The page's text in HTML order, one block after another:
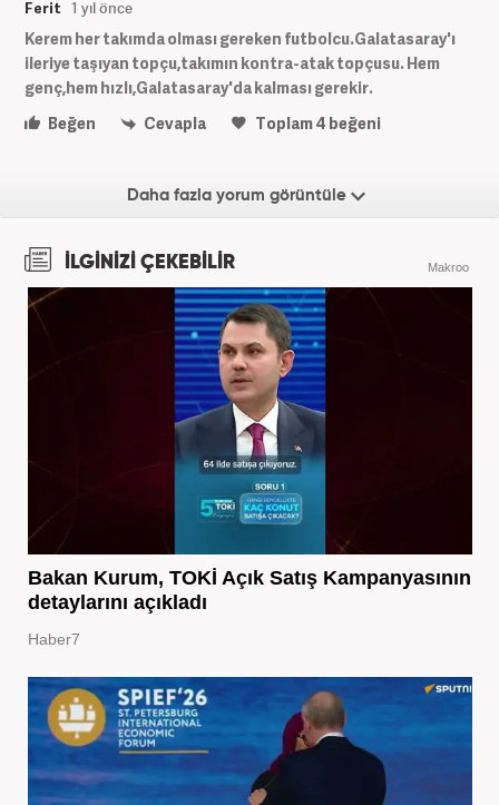
Ferit 1 yıl önce
Kerem her takımda olması gereken futbolcu.Galatasaray'ı
ileriye taşıyan topçu,takımın kontra-atak topçusu. Hem
genç,hem hızlı,Galatasaray'da kalması gerekir.
Beğen
Cevapla Toplam4 beğeni
Daha fazla yorum görüntüle
İLGİNİZİ ÇEKEBİLİR Makroo
Bakan Kurum, TOKİ Açık Satış Kampanyasının
detaylarını açıkladı
Haber7